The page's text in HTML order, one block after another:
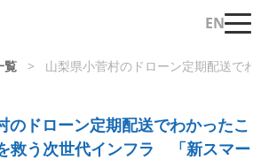
EN
覧 > 山梨県小菅村のドローン定期配送でわ
のドローン定期配送でわかったこ
救う次世代インフラ 「新スマー